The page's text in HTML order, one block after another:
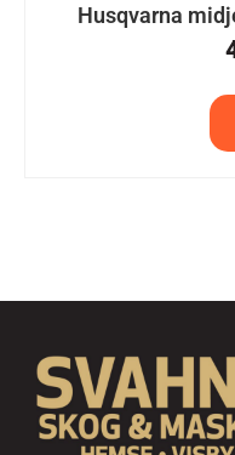
Husqvarna